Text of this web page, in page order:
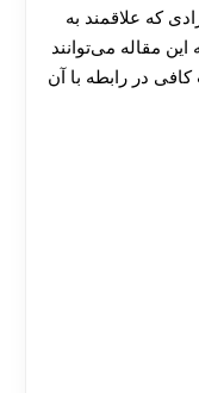
که علاقمند به
مقاله می‌توانند
در رابطه با آن